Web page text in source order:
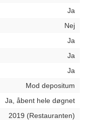
Ja
Nej
Ja
Ja
Ja
Mod depositum
Ja, åbent hele døgnet
2019 (Restauranten)